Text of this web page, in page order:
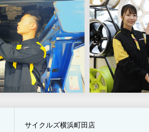
サイクルズ横浜町田店